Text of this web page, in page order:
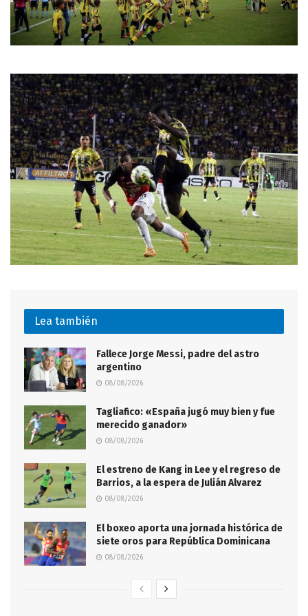
Lea también
Fallece Jorge Messi, padre del astro
argentino
08/08/2026
Tagliafico: «España jugó muy bien y fue
merecido ganador»
08/08/2026
El estreno de Kang in Lee y el regreso de
Barrios, a la espera de Julián Alvarez
08/08/2026
El boxeo aporta una jornada histórica de
siete oros para República Dominicana
08/08/2026